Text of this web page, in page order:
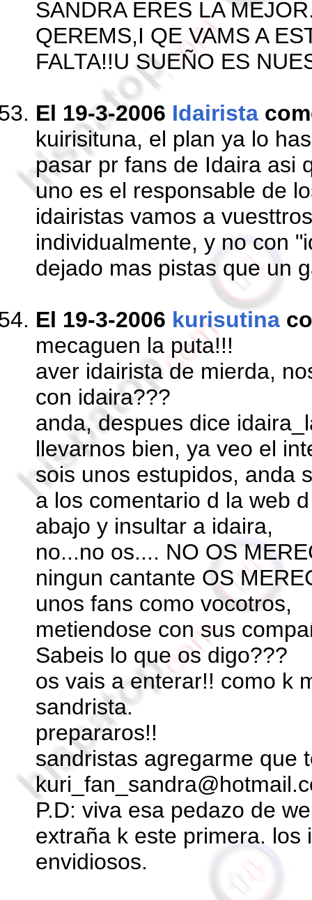
SANDRA ERES LA
QEREMS,I QE VAMS A
FALTA!!U SUEÑO ES
El 19-3-2006 Idairista
kuirisituna, el plan ya lo
pasar pr fans de Idaira asi
uno es el responsable de
idairistas vamos a
individualmente, y no con
dejado mas pistas que un
El 19-3-2006 kurisutina
mecaguen la puta!!!
aver idairista de mierda,
con idaira???
anda, despues dice
llevarnos bien, ya veo el
sois unos estupidos, anda
a los comentario d la web
abajo y insultar a idaira,
no...no os.... NO OS
ningun cantante OS
unos fans como vocotros,
metiendose con sus
Sabeis lo que os digo???
os vais a enterar!! como k
sandrista.
prepararos!!
sandristas agregarme que
P.D: viva esa pedazo de
extraña k este primera. los
envidiosos.